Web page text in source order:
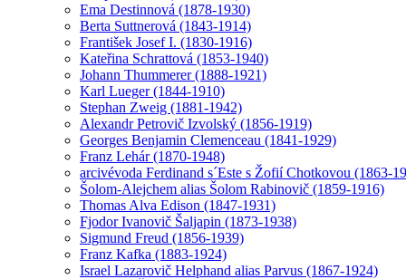
Ema Destinnová (1878-1930)
Berta Suttnerová (1843-1914)
František Josef I. (1830-1916)
Kateřina Schrattová (1853-1940)
Johann Thummerer (1888-1921)
Karl Lueger (1844-1910)
Stephan Zweig (1881-1942)
Alexandr Petrovič Izvolský (1856-1919)
Georges Benjamin Clemenceau (1841-1929)
Franz Lehár (1870-1948)
arcivévoda Ferdinand s´Este s Žofií Chotkovou (1863-
Šolom-Alejchem alias Šolom Rabinovič (1859-1916)
Thomas Alva Edison (1847-1931)
Fjodor Ivanovič Šaljapin (1873-1938)
Sigmund Freud (1856-1939)
Franz Kafka (1883-1924)
Israel Lazarovič Helphand alias Parvus (1867-1924)